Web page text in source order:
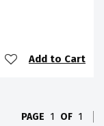
Add to Cart
PAGE 1 OF 1